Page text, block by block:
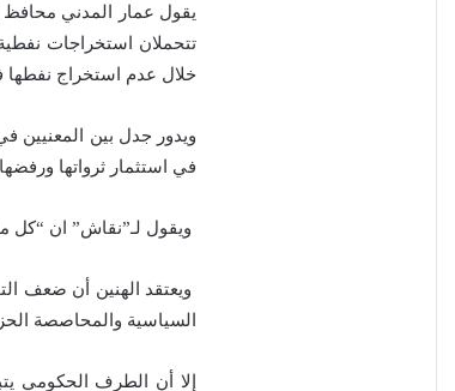
يقول عمار المدني محافظ
تتحملان استخراجات
خلال عدم استخراج
ويدور جدل بين المعنيين
في استثمار ثرواتها
ويقول لـ”نقاش” ان “كل
ويعتقد الهنين أن ضعف
السياسية والمحاصصة
إلا أن الطرف الحكومي